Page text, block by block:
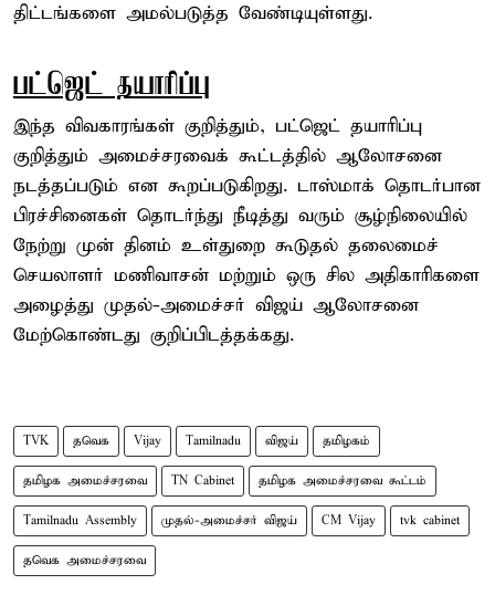
திட்டங்களை அமல்படுத்த வேண்டியுள்ளது.
பட்ஜெட் தயாரிப்பு
இந்த விவகாரங்கள் குறித்தும், பட்ஜெட் தயாரிப்பு
குறித்தும் அமைச்சரவைக் கூட்டத்தில் ஆலோசனை
நடத்தப்படும் என கூறப்படுகிறது. டாஸ்மாக் தொடர்பான
பிரச்சினைகள் தொடர்ந்து நீடித்து வரும் சூழ்நிலையில்
நேற்று முன் தினம் உள்துறை கூடுதல் தலைமைச்
செயலாளர் மணிவாசன் மற்றும் ஒரு சில அதிகாரிகளை
அழைத்து முதல்-அமைச்சர் விஜய் ஆலோசனை
மேற்கொண்டது குறிப்பிடத்தக்கது.
TVK தவெக Vijay Tamilnadu விஜய் தமிழகம்
தமிழக அமைச்சரவை TN Cabinet தமிழக அமைச்சரவை கூட்டம்
Tamilnadu Assembly முதல்-அமைச்சர் விஜய் CM Vijay tvk cabinet
தவெக அமைச்சரவை